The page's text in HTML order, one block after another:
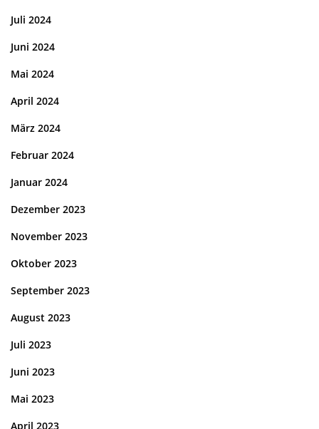
Juli 2024
Juni 2024
Mai 2024
April 2024
März 2024
Februar 2024
Januar 2024
Dezember 2023
November 2023
Oktober 2023
September 2023
August 2023
Juli 2023
Juni 2023
Mai 2023
April 2023